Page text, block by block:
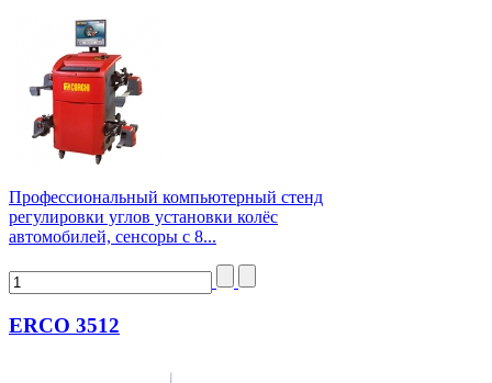
Профессиональный компьютерный стенд
регулировки углов установки колёс
автомобилей, сенсоры с 8...
ERCO 3512